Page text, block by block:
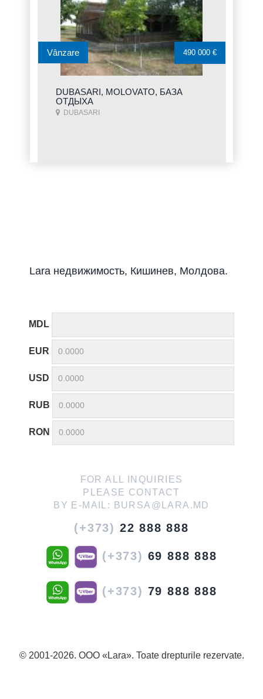
DUBASARI, MOLOVATO, БАЗА
ОТДЫХА
DUBASARI
Vânzare 490 000 €
Lara недвижимость, Кишинев, Молдова.
MDL
EUR
USD
RUB
RON
FOR ALL INQUIRIES
PLEASE CONTACT
BY E-MAIL:
BURSA@LARA.MD
(+373) 22 888 888
(+373) 69 888 888
(+373) 79 888 888
© 2001-2026. OOO «Lara». Toate drepturile rezervate.